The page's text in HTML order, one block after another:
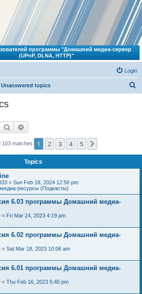
программы "Домашний медиа-сервер
(UPnP, DLNA, HTTP)"
Login
Unanswered topics
Search
103 matches 1 2 3 4 5
Topics
« Sun Feb 18, 2024 12:56 pm
ресурсы (Подкасты)
6.03 программы Домашний медиа-
« Fri Mar 24, 2023 4:19 pm
6.02 программы Домашний медиа-
« Sat Mar 18, 2023 10:06 am
6.01 программы Домашний медиа-
« Thu Feb 16, 2023 5:45 pm